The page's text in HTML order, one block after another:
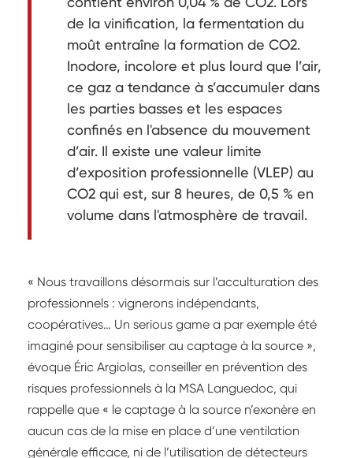
de la vinification, la fermentation du
moût entraîne la formation de CO2.
Inodore, incolore et plus lourd que l’air,
ce gaz a tendance à s’accumuler dans
les parties basses et les espaces
confinés en l'absence du mouvement
d’air. Il existe une valeur limite
d’exposition professionnelle (VLEP) au
CO2 qui est, sur 8 heures, de 0,5 % en
volume dans l'atmosphère de travail.
« Nous travaillons désormais sur l’acculturation des
professionnels : vignerons indépendants,
coopératives… Un serious game a par exemple été
imaginé pour sensibiliser au captage à la source »,
évoque Éric Argiolas, conseiller en prévention des
risques professionnels à la MSA Languedoc, qui
rappelle que « le captage à la source n’exonère en
aucun cas de la mise en place d’une ventilation
générale efficace, ni de l’utilisation de détecteurs